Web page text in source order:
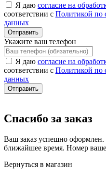
Я даю согласие на
соответствии с Политикой по
данных
Отправить
Укажите ваш телефон
Я даю согласие на
соответствии с Политикой по
данных
Отправить
Спасибо за заказ
Ваш заказ успешно
ближайшее время. Номер
Вернуться в магазин